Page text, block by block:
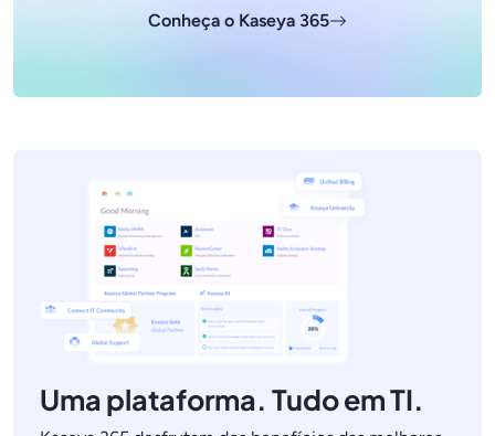
Conheça o Kaseya 365
Uma plataforma. Tudo em TI.